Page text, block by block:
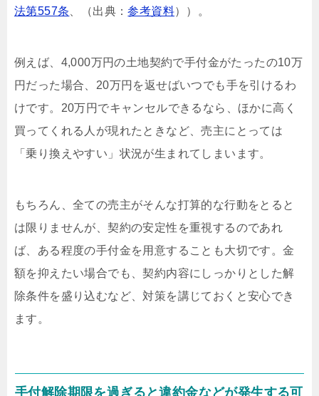
法第557条 、（出典：参考資料））。
例えば、4,000万円の土地契約で手付金がたったの10万
円だった場合、20万円を返せばいつでも手を引けるわ
けです。20万円でキャンセルできるなら、ほかに高く
買ってくれる人が現れたときなど、売主にとっては
「乗り換えやすい」状況が生まれてしまいます。
もちろん、全ての売主がそんな打算的な行動をとると
は限りませんが、契約の安定性を重視するのであれ
ば、ある程度の手付金を用意することも大切です。金
額を抑えたい場合でも、契約内容にしっかりとした解
除条件を盛り込むなど、対策を講じておくと安心でき
ます。
手付解除期限を過ぎると違約金などが発生する可